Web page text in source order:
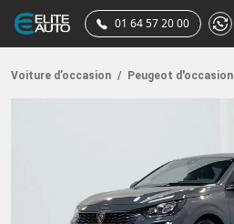
01 64 57 20 00
Voiture d’occasion / Peugeot d'occasion